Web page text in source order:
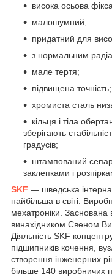
висока осьова
малошумний;
придатний для
з нормальним
мале тертя;
підвищена точність;
хромиста сталь
кільця і тіла
зберігають
градусів;
штампований
заклепками і
SKF — шведська
найбільша в світі.
мехатроніки.
винахідником Свеном
Діяльність SKF
підшипників кочення,
створення інженерних
більше 140 виробничих